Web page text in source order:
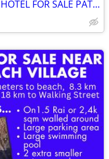
Spectacular Discounted LUXURY HOTEL FOR SALE PATTAYA